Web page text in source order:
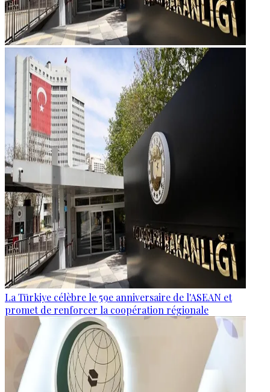
La Türkiye célèbre le 59e anniversaire de l'ASEAN et
promet de renforcer la coopération régionale